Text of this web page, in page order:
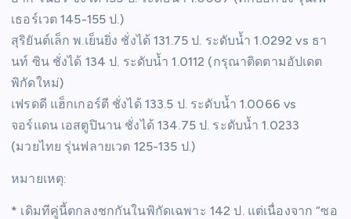
เธอร์เวต 145-155 ป.)
สุริยันต์เล็ก พ.เย็นยิ่ง ชั่งได้ 131.75 ป. ระดับน้ำ 1.0292 vs ธา
นท์ ซิน ชั่งได้ 134 ป. ระดับน้ำ 1.0112 (กรุณาติดตามอัปเดต
พิกัดใหม่)
เฟรดดี แฮ็กเกอร์ตี ชั่งได้ 133.5 ป. ระดับน้ำ 1.0066 vs
จอร์แดน เอสตูปินาน ชั่งได้ 134.75 ป. ระดับน้ำ 1.0233
(มวยไทย รุ่นฟลายเวต 125-135 ป.)
หมายเหตุ:
* เดิมทีคู่นี้ตกลงชกกันในพิกัดเฉพาะ 142 ป.​ แต่เนื่องจาก “ซอ